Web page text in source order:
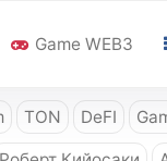
Game WEB3
TON DeFI